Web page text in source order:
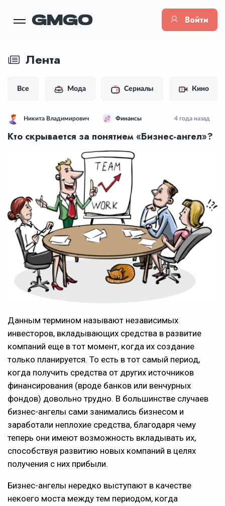
Войти
Лента
Все Мода Сериалы Кино
Никита Владимирович Финансы 4 года назад
Кто скрывается за понятием «Бизнес-ангел»?
Данным термином называют независимых
инвесторов, вкладывающих средства в развитие
компаний еще в тот момент, когда их создание
только планируется. То есть в тот самый период,
когда получить средства от других источников
финансирования (вроде банков или венчурных
фондов) довольно трудно. В большинстве случаев
бизнес-ангелы сами занимались бизнесом и
заработали неплохие средства, благодаря чему
теперь они имеют возможность вкладывать их,
способствуя развитию новых компаний в целях
получения с них прибыли.
Бизнес-ангелы нередко выступают в качестве
некоего моста между тем периодом, когда